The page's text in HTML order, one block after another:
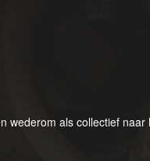
wederom als collectief naar